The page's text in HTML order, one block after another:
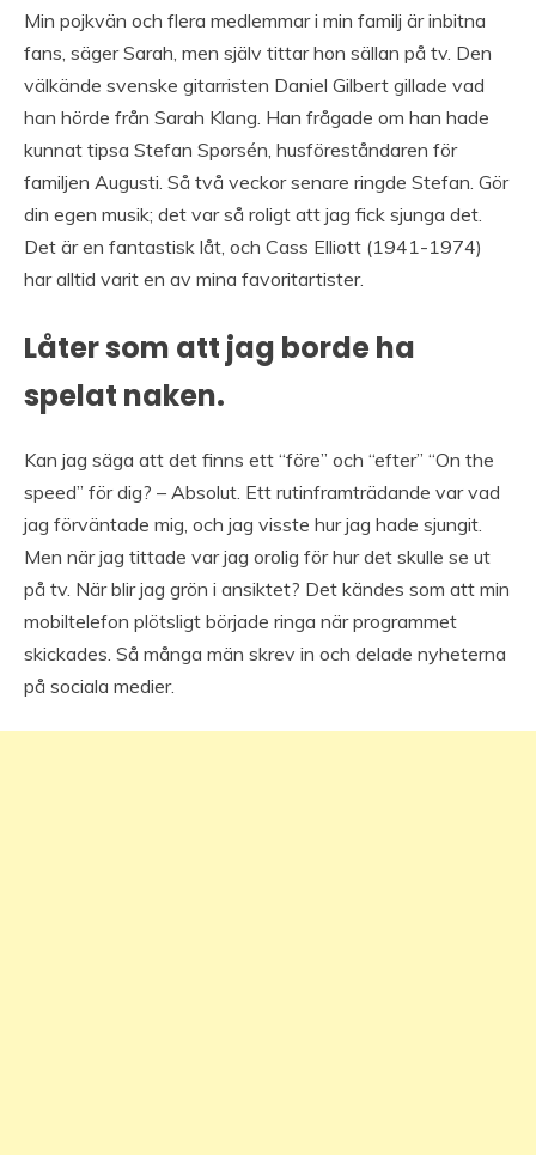
Min pojkvän och flera medlemmar i min familj är inbitna
fans, säger Sarah, men själv tittar hon sällan på tv. Den
välkände svenske gitarristen Daniel Gilbert gillade vad
han hörde från Sarah Klang. Han frågade om han hade
kunnat tipsa Stefan Sporsén, husföreståndaren för
familjen Augusti. Så två veckor senare ringde Stefan. Gör
din egen musik; det var så roligt att jag fick sjunga det.
Det är en fantastisk låt, och Cass Elliott (1941-1974)
har alltid varit en av mina favoritartister.
Låter som att jag borde ha
spelat naken.
Kan jag säga att det finns ett “före” och “efter” “On the
speed” för dig? – Absolut. Ett rutinframträdande var vad
jag förväntade mig, och jag visste hur jag hade sjungit.
Men när jag tittade var jag orolig för hur det skulle se ut
på tv. När blir jag grön i ansiktet? Det kändes som att min
mobiltelefon plötsligt började ringa när programmet
skickades. Så många män skrev in och delade nyheterna
på sociala medier.